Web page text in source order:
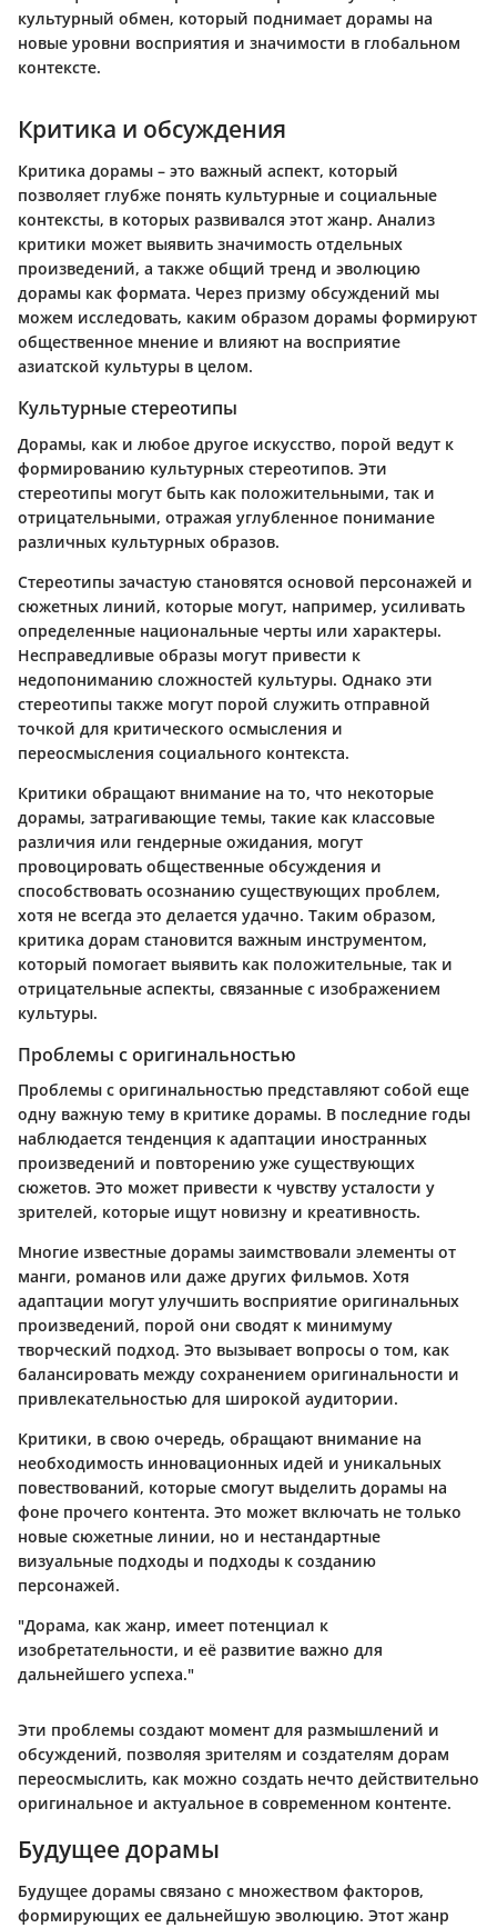
культурный обмен, который поднимает дорамы на
новые уровни восприятия и значимости в глобальном
контексте.
Критика и обсуждения
Критика дорамы – это важный аспект, который
позволяет глубже понять культурные и социальные
контексты, в которых развивался этот жанр. Анализ
критики может выявить значимость отдельных
произведений, а также общий тренд и эволюцию
дорамы как формата. Через призму обсуждений мы
можем исследовать, каким образом дорамы формируют
общественное мнение и влияют на восприятие
азиатской культуры в целом.
Культурные стереотипы
Дорамы, как и любое другое искусство, порой ведут к
формированию культурных стереотипов. Эти
стереотипы могут быть как положительными, так и
отрицательными, отражая углубленное понимание
различных культурных образов.
Стереотипы зачастую становятся основой персонажей и
сюжетных линий, которые могут, например, усиливать
определенные национальные черты или характеры.
Несправедливые образы могут привести к
недопониманию сложностей культуры. Однако эти
стереотипы также могут порой служить отправной
точкой для критического осмысления и
переосмысления социального контекста.
Критики обращают внимание на то, что некоторые
дорамы, затрагивающие темы, такие как классовые
различия или гендерные ожидания, могут
провоцировать общественные обсуждения и
способствовать осознанию существующих проблем,
хотя не всегда это делается удачно. Таким образом,
критика дорам становится важным инструментом,
который помогает выявить как положительные, так и
отрицательные аспекты, связанные с изображением
культуры.
Проблемы с оригинальностью
Проблемы с оригинальностью представляют собой еще
одну важную тему в критике дорамы. В последние годы
наблюдается тенденция к адаптации иностранных
произведений и повторению уже существующих
сюжетов. Это может привести к чувству усталости у
зрителей, которые ищут новизну и креативность.
Многие известные дорамы заимствовали элементы от
манги, романов или даже других фильмов. Хотя
адаптации могут улучшить восприятие оригинальных
произведений, порой они сводят к минимуму
творческий подход. Это вызывает вопросы о том, как
балансировать между сохранением оригинальности и
привлекательностью для широкой аудитории.
Критики, в свою очередь, обращают внимание на
необходимость инновационных идей и уникальных
повествований, которые смогут выделить дорамы на
фоне прочего контента. Это может включать не только
новые сюжетные линии, но и нестандартные
визуальные подходы и подходы к созданию
персонажей.
"Дорама, как жанр, имеет потенциал к
изобретательности, и её развитие важно для
дальнейшего успеха."
Эти проблемы создают момент для размышлений и
обсуждений, позволяя зрителям и создателям дорам
переосмыслить, как можно создать нечто действительно
оригинальное и актуальное в современном контенте.
Будущее дорамы
Будущее дорамы связано с множеством факторов,
формирующих ее дальнейшую эволюцию. Этот жанр